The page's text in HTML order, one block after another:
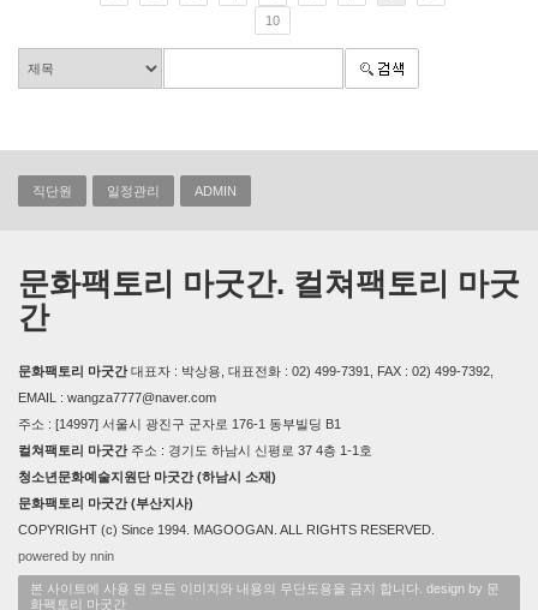
10
직단원 일정관리 ADMIN
문화팩토리 마굿간. 컬쳐팩토리 마굿
간
문화팩토리 마굿간대표자 : 박상용, 대표전화 : 02) 499-7391, FAX : 02) 499-7392,
EMAIL : wangza7777@naver.com
주소 : [14997] 서울시 광진구 군자로 176-1 동부빌딩 B1
컬쳐팩토리 마굿간주소 : 경기도 하남시 신평로 37 4층 1-1호
청소년문화예술지원단 마굿간 (하남시 소재)
문화팩토리 마굿간 (부산지사)
COPYRIGHT (c) Since 1994. MAGOOGAN. ALL RIGHTS RESERVED.
powered by nnin
본 사이트에 사용 된 모든 이미지와 내용의 무단도용을 금지 합니다. design by 문
화팩토리 마굿간